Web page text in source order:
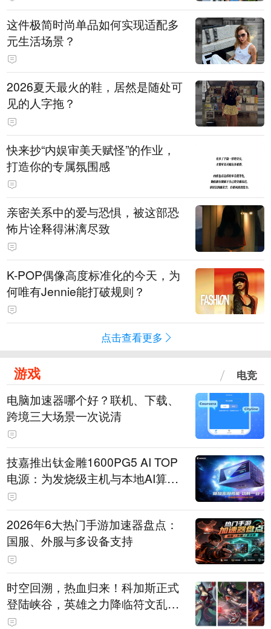
这件极简时尚单品如何实现适配多
元生活场景？
2026夏天最火的鞋，居然是随处可
见的人字拖？
快来抄“内娱审美天赋怪”的作业，
打造你的专属氛围感
亲密关系中的爱与恐惧，被这部恐
怖片诠释得淋漓尽致
K-POP偶像高度标准化的今天，为
何唯有Jennie能打破规则？
点击查看更多
游戏 电竞
电脑加速器哪个好？联机、下载、
跨境三大场景一次说清
技嘉推出钛金雕1600PG5 AI TOP
电源：为发烧级主机与本地AI算力
打造旗舰供电方案
2026年6大热门手游加速器盘点：
国服、外服与多设备支持
时空回溯，热血归来！科加斯正式
登陆峡谷，英雄之力降临符文乱
斗！